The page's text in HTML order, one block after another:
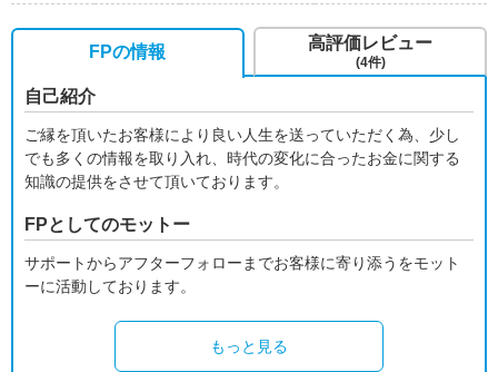
FPの情報
自己紹介
ご縁を頂いたお客様により良い人生を送っていただく為、少し
でも多くの情報を取り入れ、時代の変化に合ったお金に関する
知識の提供をさせて頂いております。
FPとしてのモットー
サポートからアフターフォローまでお客様に寄り添うをモット
ーに活動しております。
もっと見る
高評価レビュー
(4件)